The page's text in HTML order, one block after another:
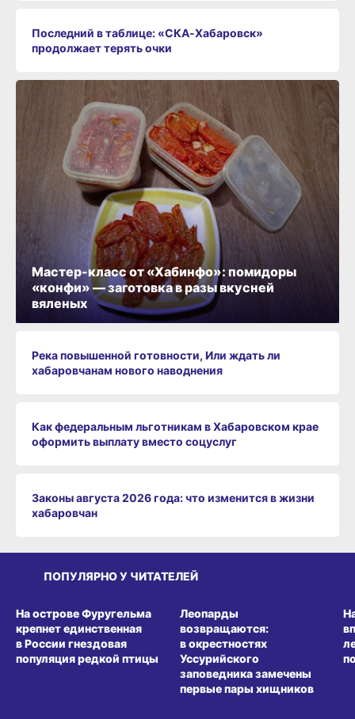
Последний в таблице: «СКА‑Хабаровск»
продолжает терять очки
Река повышенной готовности, Или ждать ли
хабаровчанам нового наводнения
Как федеральным льготникам в Хабаровском крае
оформить выплату вместо соцуслуг
Законы августа 2026 года: что изменится в жизни
хабаровчан
Мастер-класс от «Хабинфо»: помидоры
«конфи» — заготовка в разы вкусней
вяленых
ПОПУЛЯРНО У ЧИТАТЕЛЕЙ
На острове Фуругельма
крепнет единственная
в России гнездовая
популяция редкой птицы
Леопарды
возвращаются:
в окрестностях
Уссурийского
заповедника замечены
первые пары хищников